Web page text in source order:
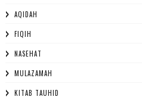
AQIDAH
FIQIH
NASEHAT
MULAZAMAH
KITAB TAUHID